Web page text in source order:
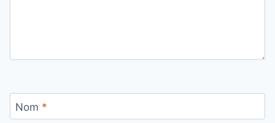
Nom *